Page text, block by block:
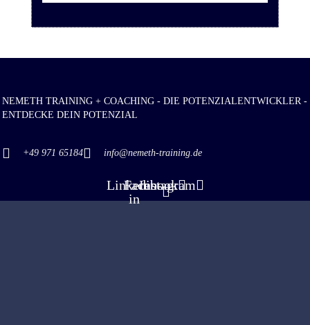
NEMETH TRAINING + COACHING - DIE POTENZIALENTWICKLER -
ENTDECKE DEIN POTENZIAL
+49 971 65184 info@nemeth-training.de
Linkedin-
in
Facebook
Instagram